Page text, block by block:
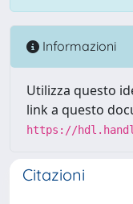
Informazioni
Utilizza questo
link a questo
https://
Citazioni